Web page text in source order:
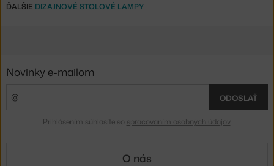
ĎALŠIE DIZAJNOVÉ STOLOVÉ LAMPY
Novinky e-mailom
ODOSLAŤ
Prihlásením súhlasíte so spracovaním osobných údajov.
O nás